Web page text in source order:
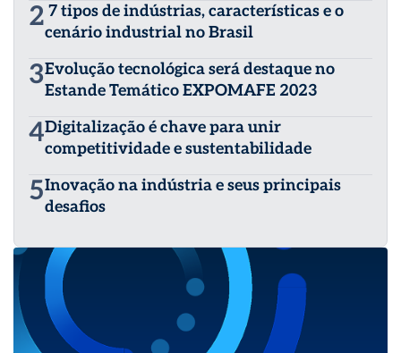
2 7 tipos de indústrias, características e o
cenário industrial no Brasil
3Evolução tecnológica será destaque no
Estande Temático EXPOMAFE 2023
4Digitalização é chave para unir
competitividade e sustentabilidade
5Inovação na indústria e seus principais
desafios